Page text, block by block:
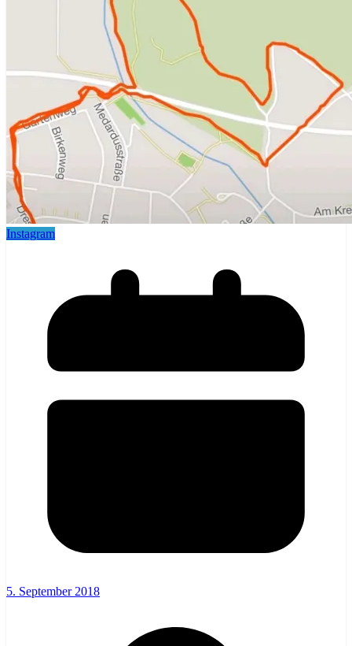
Instagram
5. September 2018